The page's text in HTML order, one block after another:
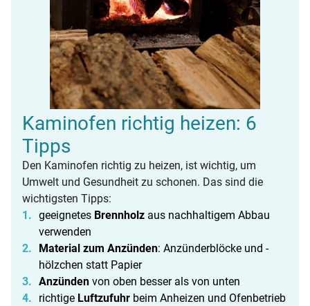
Kaminofen richtig heizen: 6
Tipps
Den Kaminofen richtig zu heizen, ist wichtig, um
Umwelt und Gesundheit zu schonen. Das sind die
wichtigsten Tipps:
geeignetes Brennholz aus nachhaltigem Abbau
verwenden
Material zum Anzünden: Anzünderblöcke und -
hölzchen statt Papier
Anzünden von oben besser als von unten
richtige Luftzufuhr beim Anheizen und Ofenbetrieb